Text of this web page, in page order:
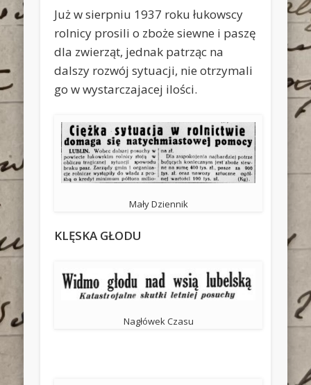
Już w sierpniu 1937 roku łukowscy
rolnicy prosili o zboże siewne i paszę
dla zwierząt, jednak patrząc na
dalszy rozwój sytuacji, nie otrzymali
go w wystarczajacej ilości.
Mały Dziennik
KLĘSKA GŁODU
Nagłówek Czasu